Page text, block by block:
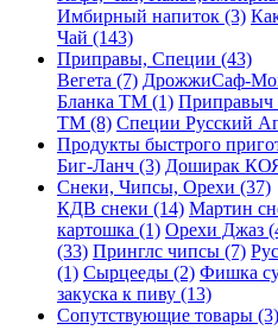
Имбирный напиток (3)
Чай (143)
Приправы, Специи (43)
Вегета (7) ДрожжиСаф-
Бланка ТМ (1)
ТМ (8) Специи Русский
Продукты быстрого
Биг-Ланч (3) Доширак
Снеки, Чипсы, Орехи (37)
КДВ снеки (14) Мартин
картошка (1) Орехи Джаз
(33) Принглс чипсы (7)
(1) Сырцееды (2) Фишка
закуска к пиву (13)
Сопутствующие товары (3)